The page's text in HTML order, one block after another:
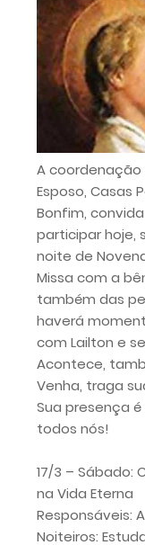
A coordenação
Esposo, Casas
Bonfim,
participar hoje,
noite de
Missa com a
também das
haverá
com Lailton e
Acontece,
Venha, traga
Sua presença
todos nós!
17/3 – Sábado:
na Vida Eterna
Responsáveis:
Noiteiros: